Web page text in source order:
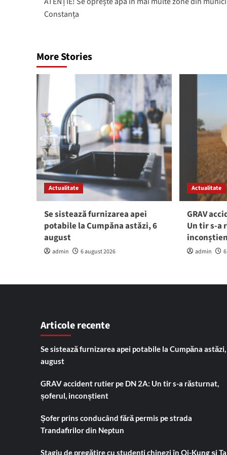
navigation
Constanța
More Stories
Actualitate
Se sistează furnizarea apei
potabile la Cumpăna astăzi, 6
august
admin 6 august 2026
Actualitate
GRAV
Un tir s-a
admin
Articole recente
Se sistează furnizarea apei potabile la Cumpăna
august
GRAV accident rutier pe DN 2A: Un tir s-a răsturnat,
șoferul, inconștient
Șofer prins conducând fără permis pe strada
Trandafirilor din Neptun
Stagiu de pregătire cu studenți chinezi în Qi-Kung și